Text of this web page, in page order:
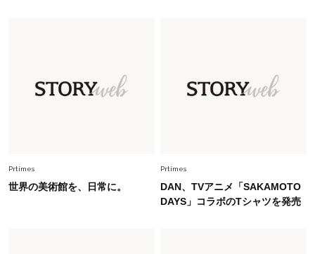
ップス×パンツ」コーデ〈3選〉
Prtimes
世界の美術館を、日常に。
Prtimes
DAN、TVアニメ「SAKAMOTO
DAYS」コラボのTシャツを発売